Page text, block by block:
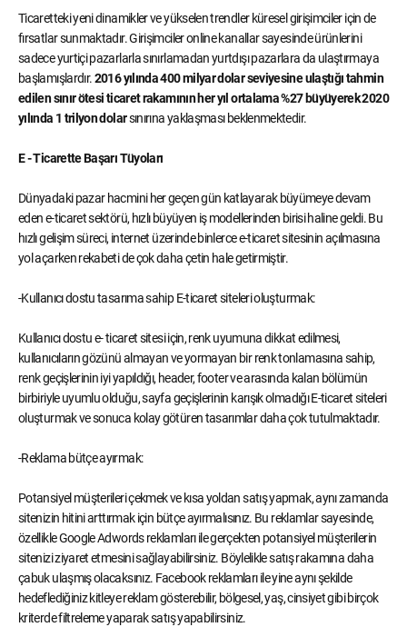
Ticaretteki yeni dinamikler ve yükselen trendler küresel girişimciler için de
fırsatlar sunmaktadır. Girişimciler online kanallar sayesinde ürünlerini
sadece yurtiçi pazarlarla sınırlamadan yurtdışı pazarlara da ulaştırmaya
başlamışlardır.2016 yılında 400 milyar dolar seviyesine ulaştığı tahmin
edilen sınır ötesi ticaret rakamının her yıl ortalama %27 büyüyerek 2020
yılında 1 trilyon dolarsınırına yaklaşması beklenmektedir.
E - Ticarette Başarı Tüyoları
Dünyadaki pazar hacmini her geçen gün katlayarak büyümeye devam
eden e-ticaret sektörü, hızlı büyüyen iş modellerinden birisi haline geldi. Bu
hızlı gelişim süreci, internet üzerinde binlerce e-ticaret sitesinin açılmasına
yol açarken rekabeti de çok daha çetin hale getirmiştir.
-Kullanıcı dostu tasarıma sahip E-ticaret siteleri oluşturmak:
Kullanıcı dostu e- ticaret sitesi için, renk uyumuna dikkat edilmesi,
kullanıcıların gözünü almayan ve yormayan bir renk tonlamasına sahip,
renk geçişlerinin iyi yapıldığı, header, footer ve arasında kalan bölümün
birbiriyle uyumlu olduğu, sayfa geçişlerinin karışık olmadığı E-ticaret siteleri
oluşturmak ve sonuca kolay götüren tasarımlar daha çok tutulmaktadır.
-Reklama bütçe ayırmak:
Potansiyel müşterileri çekmek ve kısa yoldan satış yapmak, aynı zamanda
sitenizin hitini arttırmak için bütçe ayırmalısınız. Bu reklamlar sayesinde,
özellikle Google Adwords reklamları ile gerçekten potansiyel müşterilerin
sitenizi ziyaret etmesini sağlayabilirsiniz. Böylelikle satış rakamına daha
çabuk ulaşmış olacaksınız. Facebook reklamları ile yine aynı şekilde
hedeflediğiniz kitleye reklam gösterebilir, bölgesel, yaş, cinsiyet gibi birçok
kriterde filtreleme yaparak satış yapabilirsiniz.